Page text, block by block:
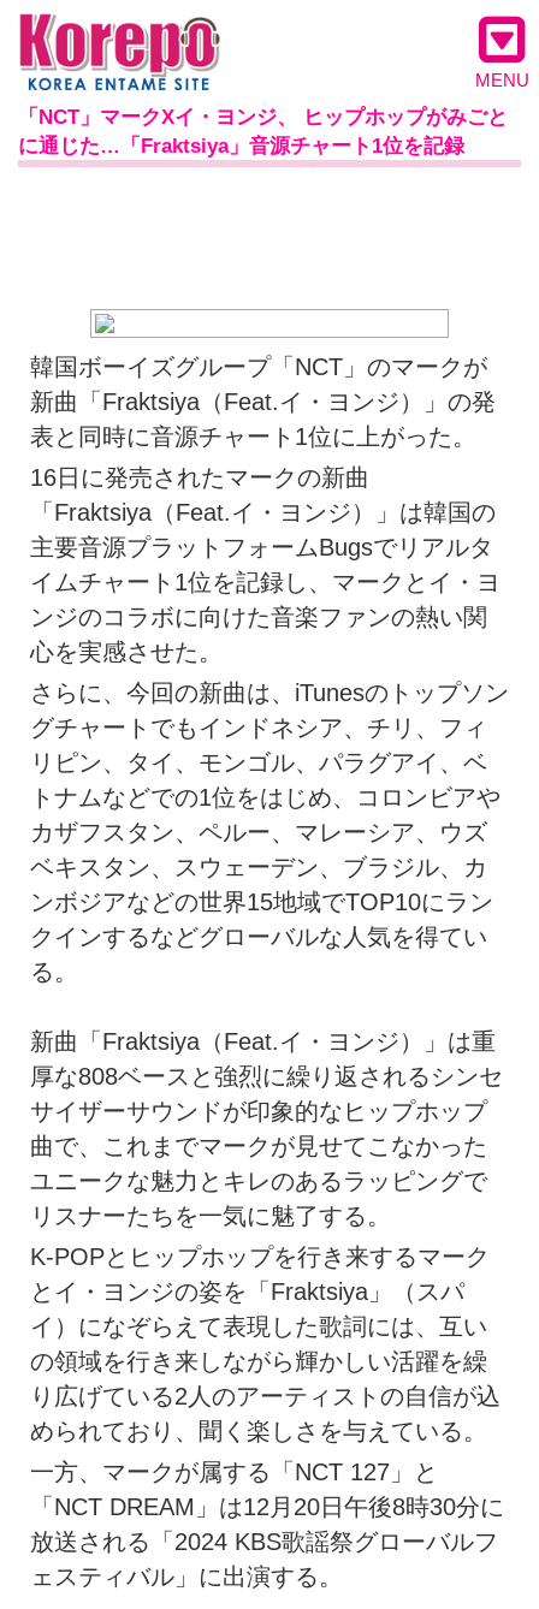
MENU
「NCT」マークXイ・ヨンジ、 ヒップホップがみごと
に通じた…「Fraktsiya」音源チャート1位を記録
韓国ボーイズグループ「NCT」のマークが
新曲「Fraktsiya（Feat.イ・ヨンジ）」の発
表と同時に音源チャート1位に上がった。
16日に発売されたマークの新曲
「Fraktsiya（Feat.イ・ヨンジ）」は韓国の
主要音源プラットフォームBugsでリアルタ
イムチャート1位を記録し、マークとイ・ヨ
ンジのコラボに向けた音楽ファンの熱い関
心を実感させた。
さらに、今回の新曲は、iTunesのトップソン
グチャートでもインドネシア、チリ、フィ
リピン、タイ、モンゴル、パラグアイ、ベ
トナムなどでの1位をはじめ、コロンビアや
カザフスタン、ペルー、マレーシア、ウズ
ベキスタン、スウェーデン、ブラジル、カ
ンボジアなどの世界15地域でTOP10にラン
クインするなどグローバルな人気を得てい
る。
新曲「Fraktsiya（Feat.イ・ヨンジ）」は重
厚な808ベースと強烈に繰り返されるシンセ
サイザーサウンドが印象的なヒップホップ
曲で、これまでマークが見せてこなかった
ユニークな魅力とキレのあるラッピングで
リスナーたちを一気に魅了する。
K-POPとヒップホップを行き来するマーク
とイ・ヨンジの姿を「Fraktsiya」（スパ
イ）になぞらえて表現した歌詞には、互い
の領域を行き来しながら輝かしい活躍を繰
り広げている2人のアーティストの自信が込
められており、聞く楽しさを与えている。
一方、マークが属する「NCT 127」と
「NCT DREAM」は12月20日午後8時30分に
放送される「2024 KBS歌謡祭グローバルフ
ェスティバル」に出演する。